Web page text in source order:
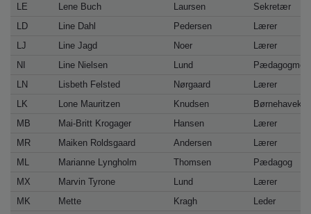
LE
Lene Buch Laursen
Sekretær
LD
Line Dahl Pedersen
Lærer
LJ
Line Jagd Noer
Lærer
NI
Line Nielsen Lund
LN
Lisbeth Felsted Nørgaard
Lærer
LK
Lone Mauritzen Knudsen
MB
Mai-Britt Krogager Hansen
Lærer
MR
Maiken Roldsgaard Andersen
Lærer
ML
Marianne Lyngholm Thomsen
Pædagog
MX
Marvin Tyrone Lund
Lærer
MK
Mette Kragh
Leder